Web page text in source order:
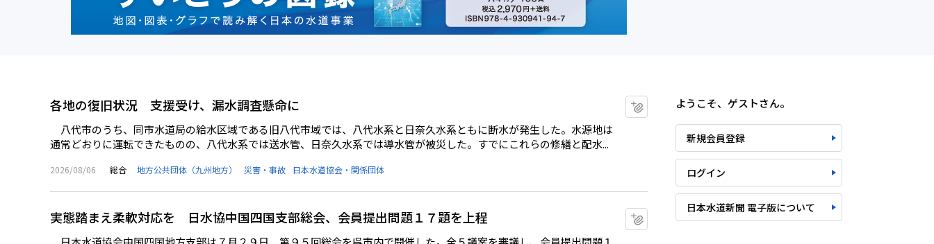
各地の復旧状況 支援受け、漏水調査懸命に
八代市のうち、同市水道局の給水区域である旧八代市域では、八代水系と日奈久水系ともに断水が発生した。水源地は
通常どおりに運転できたものの、八代水系では送水管、日奈久水系では導水管が被災した。すでにこれらの修繕と配水...
2026/08/06 総合 地方公共団体（九州地方） 災害・事故 日本水道協会・関係団体
マイクリップに追加
実態踏まえ柔軟対応を 日水協中国四国支部総会、会員提出問題１７題を上程 マイクリップに追加
ようこそ、ゲストさん。
新規会員登録
ログイン
日本水道新聞 電子版について